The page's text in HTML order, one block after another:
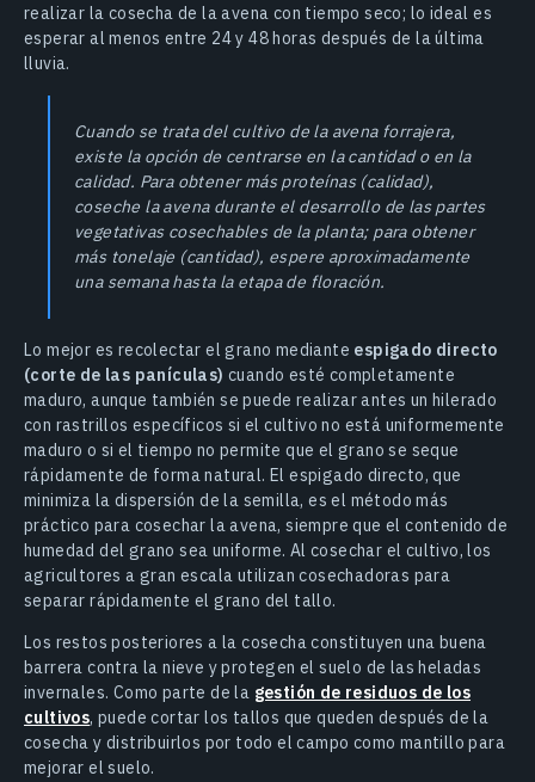
realizar la cosecha de la avena con tiempo seco; lo ideal es
esperar al menos entre 24 y 48 horas después de la última
lluvia.
Cuando se trata del cultivo de la avena forrajera,
existe la opción de centrarse en la cantidad o en la
calidad. Para obtener más proteínas (calidad),
coseche la avena durante el desarrollo de las partes
vegetativas cosechables de la planta; para obtener
más tonelaje (cantidad), espere aproximadamente
una semana hasta la etapa de floración.
Lo mejor es recolectar el grano mediante espigado directo
(corte de las panículas) cuando esté completamente
maduro, aunque también se puede realizar antes un hilerado
con rastrillos específicos si el cultivo no está uniformemente
maduro o si el tiempo no permite que el grano se seque
rápidamente de forma natural. El espigado directo, que
minimiza la dispersión de la semilla, es el método más
práctico para cosechar la avena, siempre que el contenido de
humedad del grano sea uniforme. Al cosechar el cultivo, los
agricultores a gran escala utilizan cosechadoras para
separar rápidamente el grano del tallo.
Los restos posteriores a la cosecha constituyen una buena
barrera contra la nieve y protegen el suelo de las heladas
invernales. Como parte de la gestión de residuos de los
cultivos, puede cortar los tallos que queden después de la
cosecha y distribuirlos por todo el campo como mantillo para
mejorar el suelo.